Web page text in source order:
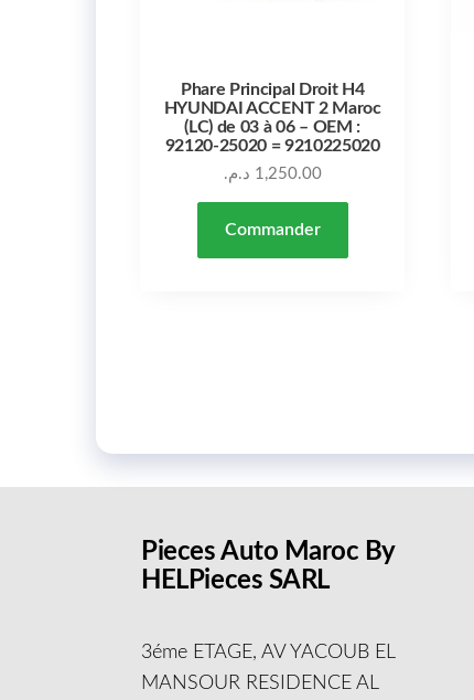
Phare Principal Droit H4
HYUNDAI ACCENT 2 Maroc
(LC) de 03 à 06 – OEM :
92120-25020 = 9210225020
1,250.00 د.م.
Commander
Pieces Auto Maroc By
HELPieces SARL
3éme ETAGE, AV YACOUB EL
MANSOUR RESIDENCE AL